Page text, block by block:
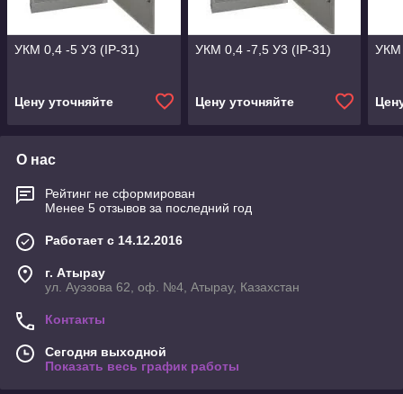
УКМ 0,4 -5 У3 (IP-31)
Цену уточняйте
УКМ 0,4 -7,5 У3 (IP-31)
Цену уточняйте
УКМ
О нас
Рейтинг не сформирован
Менее 5 отзывов за последний год
Работает с 14.12.2016
г. Атырау
ул. Ауэзова 62, оф. №4, Атырау, Казахстан
Контакты
Сегодня выходной
Показать весь график работы